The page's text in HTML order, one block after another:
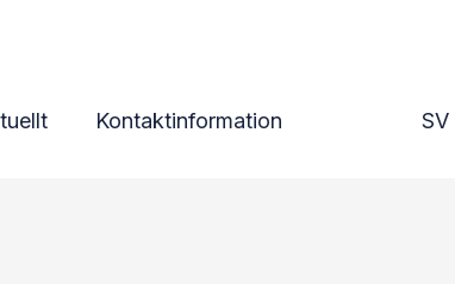
Kontaktinformation SV